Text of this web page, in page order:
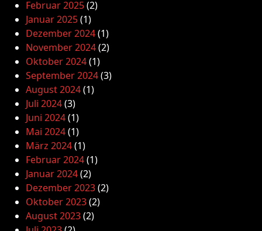
Februar 2025(2)
Januar 2025(1)
Dezember 2024(1)
November 2024(2)
Oktober 2024(1)
September 2024(3)
August 2024(1)
Juli 2024(3)
Juni 2024(1)
Mai 2024(1)
März 2024(1)
Februar 2024(1)
Januar 2024(2)
Dezember 2023(2)
Oktober 2023(2)
August 2023(2)